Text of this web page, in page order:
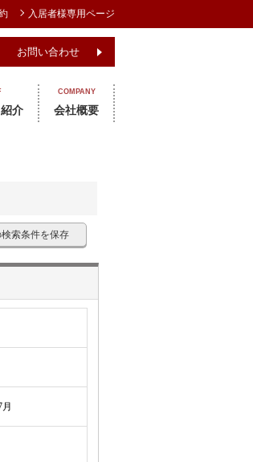
お問い合わせ
介
COMPANY
会社概要
検索条件を保存
入居者様専用ページ